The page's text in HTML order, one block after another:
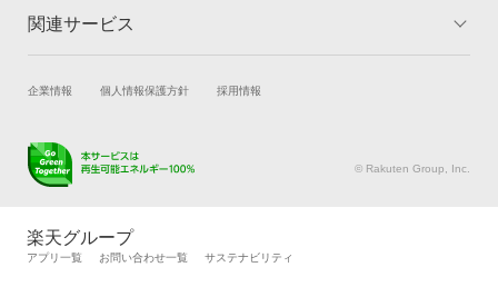
トップ
コーティングとは コーティング診断
よくある質問
関連サービス
試乗・商談 新車購入
キズ修理予約
メンテナンス管理
タイヤ交換サービス
自動車カタログ 自動車保険
企業情報 個人情報保護方針 採用情報
© Rakuten Group, Inc.
楽天グループ
アプリ一覧 お問い合わせ一覧 サステナビリティ